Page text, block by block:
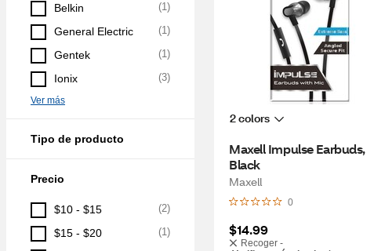
Belkin (1)
General Electric (1)
Gentek (1)
Ionix (3)
Ver más
Tipo de producto
Precio
$10 - $15 (2)
$15 - $20 (1)
2 colors
Maxell Impulse Earbuds,
Black
Maxell
0
$14.99
Recoger -